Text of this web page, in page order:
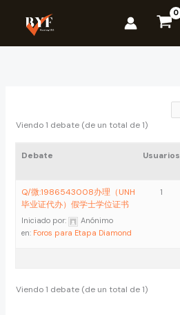
contenido
Viendo 1 debate (de un total de 1)
Debate Usuarios
Q/微:1986543008办理（UNH
毕业证代办）假学士学位证书
Iniciado por:
Anónimo
en: Foros para Etapa Diamond
1
Viendo 1 debate (de un total de 1)